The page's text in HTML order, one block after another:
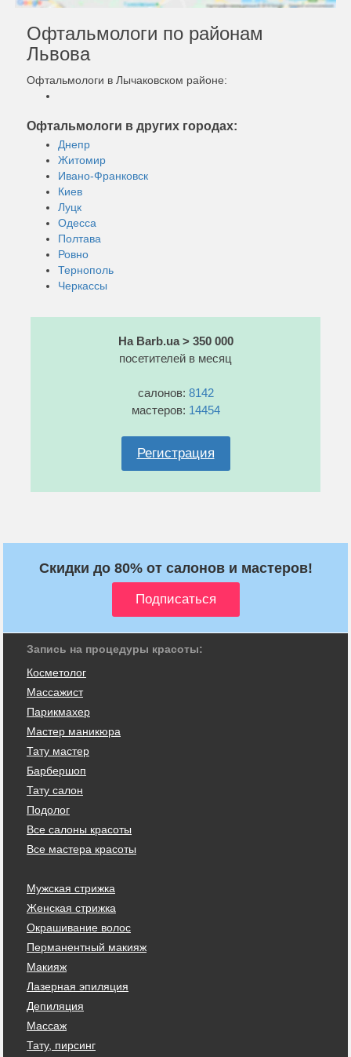
Офтальмологи по районам
Львова
Офтальмологи в Лычаковском районе:
Офтальмологи в других городах:
Днепр
Житомир
Ивано-Франковск
Киев
Луцк
Одесса
Полтава
Ровно
Тернополь
Черкассы
На Barb.ua > 350 000
посетителей в месяц
салонов: 8142
мастеров: 14454
Регистрация
Скидки до 80% от салонов и мастеров!
Запись на процедуры красоты:
Косметолог
Массажист
Парикмахер
Мастер маникюра
Тату мастер
Барбершоп
Тату салон
Подолог
Все салоны красоты
Все мастера красоты
Мужская стрижка
Женская стрижка
Окрашивание волос
Перманентный макияж
Макияж
Лазерная эпиляция
Депиляция
Массаж
Тату, пирсинг